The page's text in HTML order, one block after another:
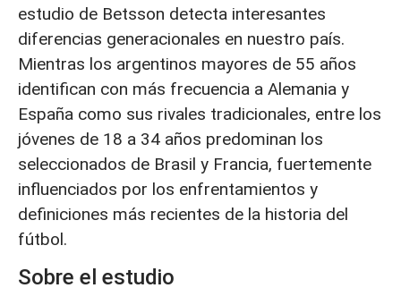
estudio de Betsson detecta interesantes
diferencias generacionales en nuestro país.
Mientras los argentinos mayores de 55 años
identifican con más frecuencia a Alemania y
España como sus rivales tradicionales, entre los
jóvenes de 18 a 34 años predominan los
seleccionados de Brasil y Francia, fuertemente
influenciados por los enfrentamientos y
definiciones más recientes de la historia del
fútbol.
Sobre el estudio